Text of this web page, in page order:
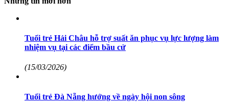
Tuổi trẻ Hải Châu hỗ trợ suất ăn phục vụ lực lượng làm
nhiệm vụ tại các điểm bầu cử
(15/03/2026)
Tuổi trẻ Đà Nẵng hướng về ngày hội non sông